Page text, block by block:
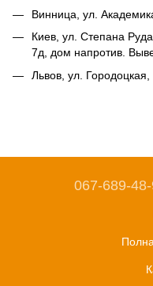
Винница, ул.
Киев, ул. Степана
7д, дом напротив.
Львов, ул. Городоцкая,
067-689-